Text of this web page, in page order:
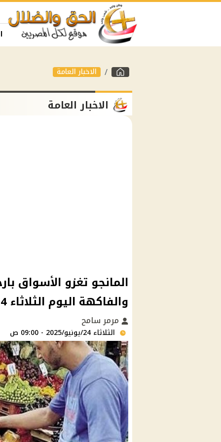
الاخبار العامة
الاخبار العامة
المانجو تغزو الأسواق
والفاكهة اليوم الثلاثاء 24/يونيو/2025 بسوق العبور
مرمر سامح
الثلاثاء 24/يونيو/2025 - 09:00 ص